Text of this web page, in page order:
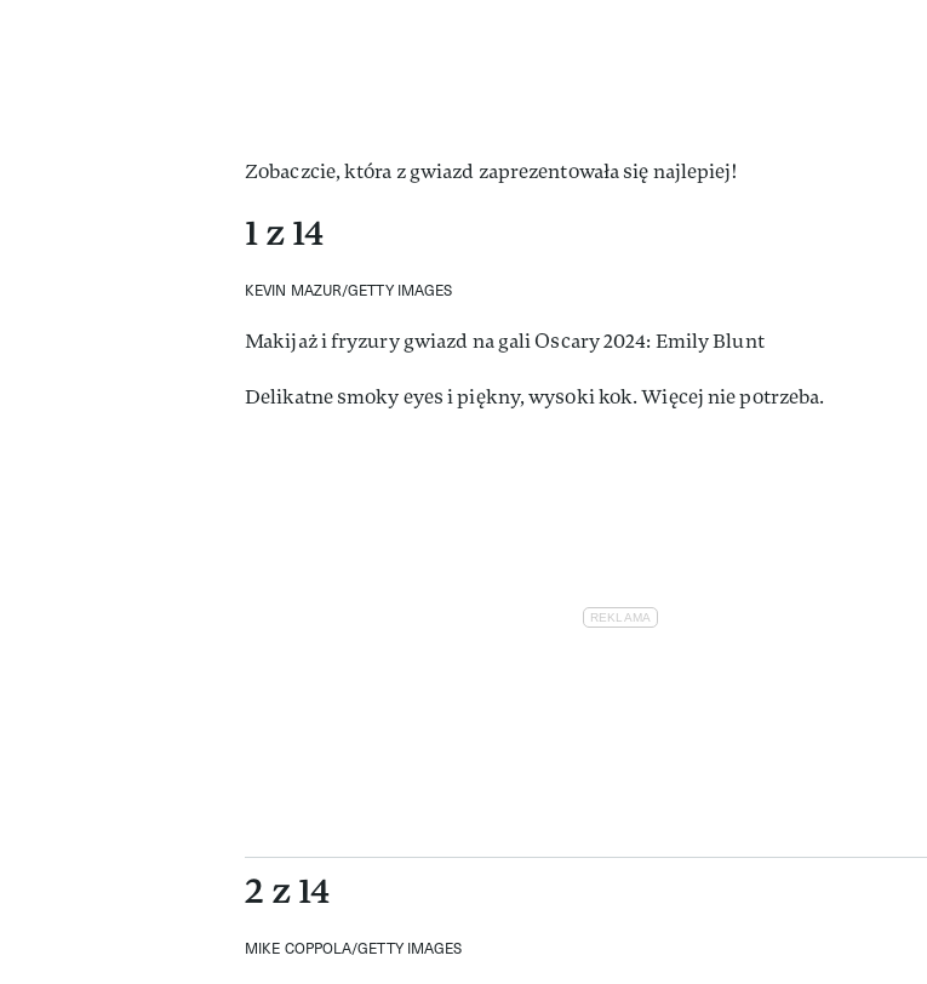
Zobaczcie, która z gwiazd zaprezentowała się najlepiej!
1 z 14
KEVIN MAZUR/GETTY IMAGES
Makijaż i fryzury gwiazd na gali Oscary 2024: Emily Blunt
Delikatne smoky eyes i piękny, wysoki kok. Więcej nie potrzeba.
2 z 14
MIKE COPPOLA/GETTY IMAGES